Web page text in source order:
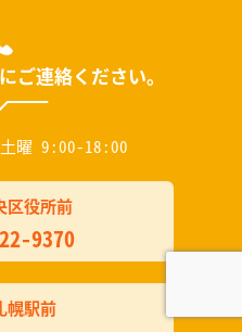
ご連絡ください。
曜 9:00-18:00
区役所前
9370
幌駅前